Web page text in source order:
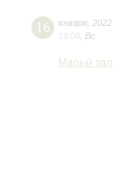
16 января 2022
19:00 Вс
Малый зал